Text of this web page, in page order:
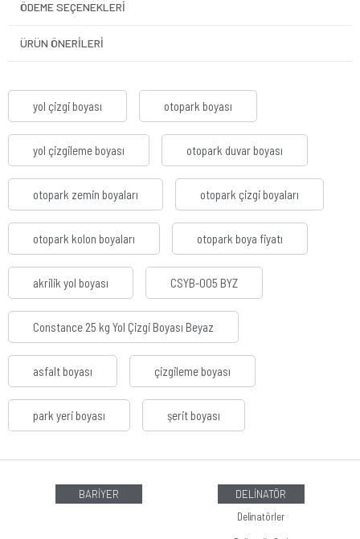
ÖDEME SEÇENEKLERI
ÜRÜN ÖNERILERI
yol çizgi boyası otopark boyası
yol çizgileme boyası otopark duvar boyası
otopark zemin boyaları otopark çizgi boyaları
otopark kolon boyaları otopark boya fiyatı
akrilik yol boyası CSYB-005 BYZ
Constance 25 kg Yol Çizgi Boyası Beyaz
asfalt boyası çizgileme boyası
park yeri boyası şerit boyası
BARİYER
DELİNATÖR
Delinatörler